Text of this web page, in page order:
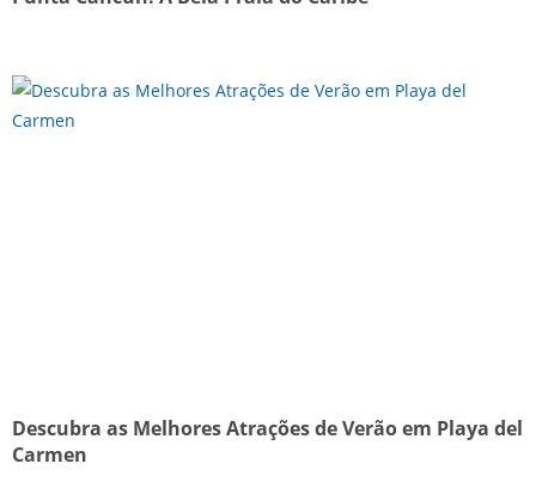
Descubra as Melhores Atrações de Verão em Playa del
Carmen